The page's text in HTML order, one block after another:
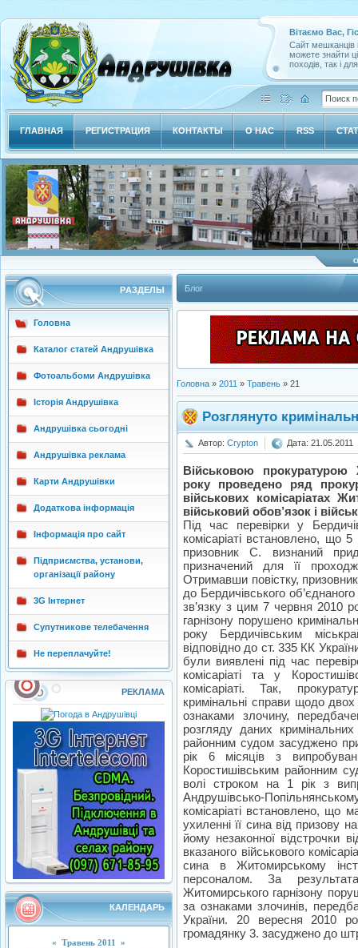
Вітаємо Вас,
Сайт мешканців
можете знайти
походів, так і
ГЛАВНАЯ РЕГИСТРАЦИЯ КОНТАКТЫ О НАС RSS
РAЗДЕЛЫ
Головна
Каталог статей Андрушівка
Фотоальбоми Андрушівка
Історія Андрушівка
Андрушівка сьогодні
Андрушівка реклама
Карти Андрушівки
Додаткова інформація
Інформація про сайт
Підприємства, установи,
організації району
3G Інтернет
Супутникове телебачення
Не переплачуйте!
РЕКЛАМА
КАЛЕНДАРЬ
« Травень 2011 »
Блог
Головна » 2011 » Травень » 21
Розглянуто
Автор: Crypton Дата: 21.05.2011
Військовою прокуратурою
року проведено ряд
військових комісаріатах
військовий обов’язок і
Під час перевірки у
комісаріаті встановлено, що
призовник С. визнаний
призначений для її
Отримавши повістку,
до Бердичівського
зв’язку з цим 7 червня 2010
гарнізону порушено
року Бердичівським
відповідно до ст. 335 КК
були виявлені під час
комісаріаті та у
комісаріаті. Так,
кримінальні справи щодо двох
ознаками злочину,
розгляду даних
районним судом засуджено
рік 6 місяців з
Коростишівським районним
волі строком на 1 рік з
Андрушівсько-
комісаріаті встановлено, що
ухиленні її сина від призову
йому незаконної відстрочки
вказаного військового
сина в Житомирському
персоналом. За
Житомирського гарнізону
за ознаками злочинів,
України. 20 вересня 2010
громадянку 3. засуджено до